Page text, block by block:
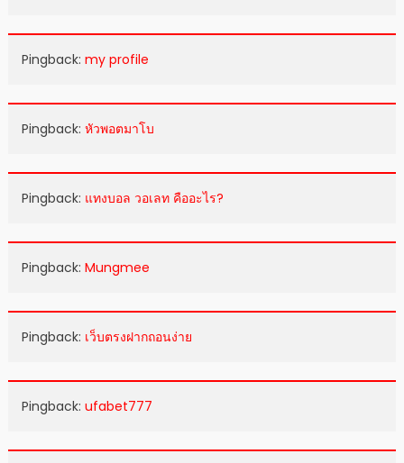
Pingback: my profile
Pingback: หัวพอตมาโบ
Pingback: แทงบอล วอเลท คืออะไร?
Pingback: Mungmee
Pingback: เว็บตรงฝากถอนง่าย
Pingback: ufabet777